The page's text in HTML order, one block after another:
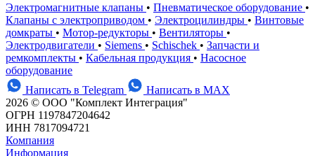
Электромагнитные клапаны • Пневматическое оборудование •
Клапаны с электроприводом • Электроцилиндры • Винтовые
домкраты • Мотор-редукторы • Вентиляторы •
Электродвигатели • Siemens • Schischek • Запчасти и
ремкомплекты • Кабельная продукция • Насосное
оборудование
Написать в Telegram
Написать в MAX
2026 © ООО "Комплект Интеграция"
ОГРН 1197847204642
ИНН 7817094721
Компания
Информация